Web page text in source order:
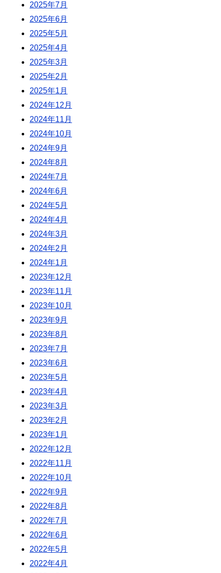
2025年7月
2025年6月
2025年5月
2025年4月
2025年3月
2025年2月
2025年1月
2024年12月
2024年11月
2024年10月
2024年9月
2024年8月
2024年7月
2024年6月
2024年5月
2024年4月
2024年3月
2024年2月
2024年1月
2023年12月
2023年11月
2023年10月
2023年9月
2023年8月
2023年7月
2023年6月
2023年5月
2023年4月
2023年3月
2023年2月
2023年1月
2022年12月
2022年11月
2022年10月
2022年9月
2022年8月
2022年7月
2022年6月
2022年5月
2022年4月